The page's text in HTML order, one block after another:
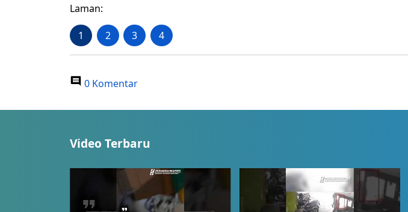
Laman:
1 2 3 4
0 Komentar
Video Terbaru